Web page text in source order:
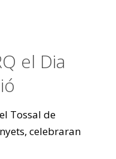
el Dia
Tossal de
celebraran